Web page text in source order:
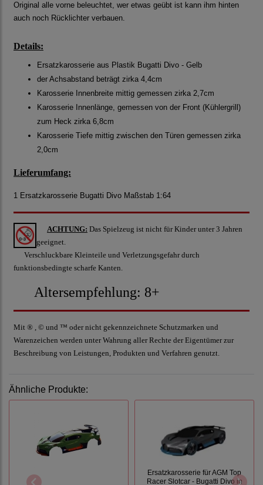
Original alle vorne beleuchtet, wer etwas geübt ist kann ihm hinten
auch noch Rücklichter verbauen.
Details:
Ersatzkarosserie aus Plastik Bugatti Divo - Gelb
der Achsabstand beträgt zirka 4,4cm
Karosserie Innenbreite mittig gemessen zirka 2,7cm
Karosserie Innenlänge, gemessen von der Front (Kühlergrill)
zum Heck zirka 6,8cm
Karosserie Tiefe mittig zwischen den Türen gemessen zirka
2,0cm
Lieferumfang:
1 Ersatzkarosserie Bugatti Divo Maßstab 1:64
ACHTUNG: Das Spielzeug ist nicht für Kinder unter 3 Jahren
geeignet.
Verschluckbare Kleinteile und Verletzungsgefahr durch
funktionsbedingte scharfe Kanten.
Altersempfehlung: 8+
Mit ® , © und ™ oder nicht gekennzeichnete Schutzmarken und
Warenzeichen werden unter Wahrung aller Rechte der Eigentümer zur
Beschreibung von Leistungen, Produkten und Verfahren genutzt.
Ähnliche Produkte:
Ersatzkarosserie für AGM Top
Racer Slotcar - Bugatti Divo in